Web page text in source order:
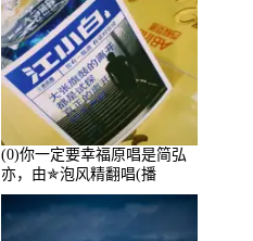
(0)你一定要幸福原唱是简弘
亦，由✯泡风精翻唱(播
放:102381)